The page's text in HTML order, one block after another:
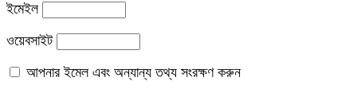
ইমেইল
ওয়েবসাইট
আপনার ইমেল এবং অন্যান্য তথ্য সংরক্ষণ করুন